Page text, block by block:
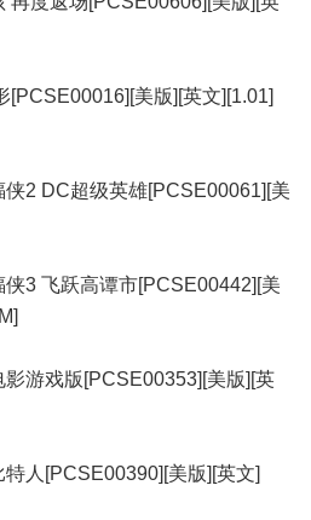
美版][英文][1.01]
2 DC超级英雄[PCSE00061][美
3 飞跃高谭市[PCSE00442][美
游戏版[PCSE00353][美版][英
人[PCSE00390][美版][英文]